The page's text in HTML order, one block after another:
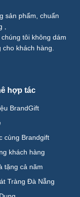
sản phẩm, chuẩn
tôi không dám
khách hàng.
hợp tác
BrandGift
cùng Brandgift
khách hàng
tặng cả năm
Tràng Đà Nẵng